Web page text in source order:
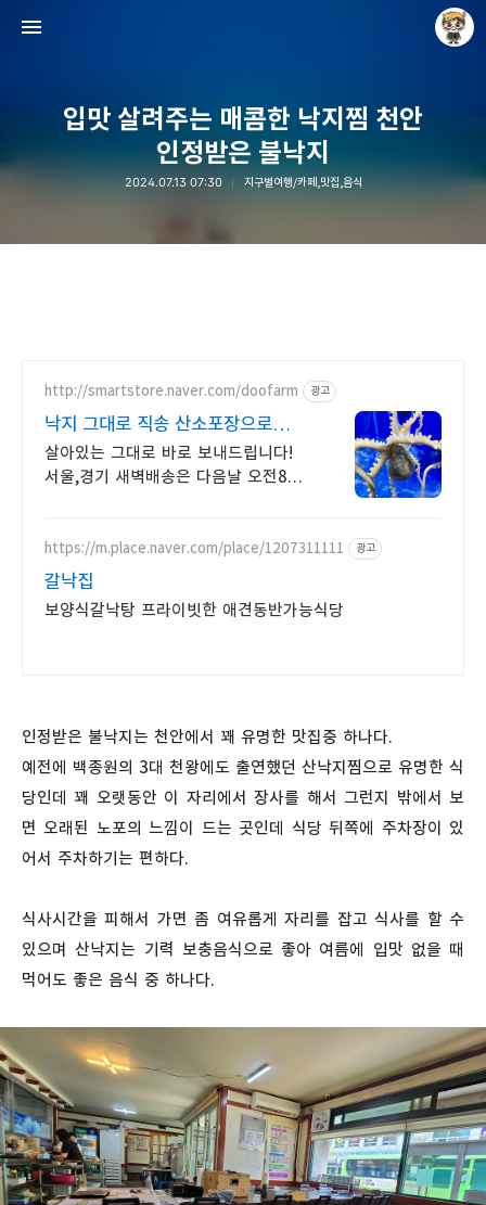
입맛 살려주는 매콤한 낙지찜 천안
인정받은 불낙지
2024.07.13 07:30 지구별여행/카페,맛집,음식
http://smartstore.naver.com/doofarm 광고
낙지 그대로 직송 산소포장으로
생존율 UP!
살아있는 그대로 바로 보내드립니다!
서울,경기 새벽배송은 다음날 오전8시
https://m.place.naver.com/place/1207311111 광고
갈낙집
보양식갈낙탕 프라이빗한 애견동반가능식당
인정받은 불낙지는 천안에서 꽤 유명한 맛집중 하나다.
예전에 백종원의 3대 천왕에도 출연했던 산낙지찜으로 유명한 식
당인데 꽤 오랫동안 이 자리에서 장사를 해서 그런지 밖에서 보
면 오래된 노포의 느낌이 드는 곳인데 식당 뒤쪽에 주차장이 있
어서 주차하기는 편하다.
식사시간을 피해서 가면 좀 여유롭게 자리를 잡고 식사를 할 수
있으며 산낙지는 기력 보충음식으로 좋아 여름에 입맛 없을 때
먹어도 좋은 음식 중 하나다.
Raycat : Photo and Story